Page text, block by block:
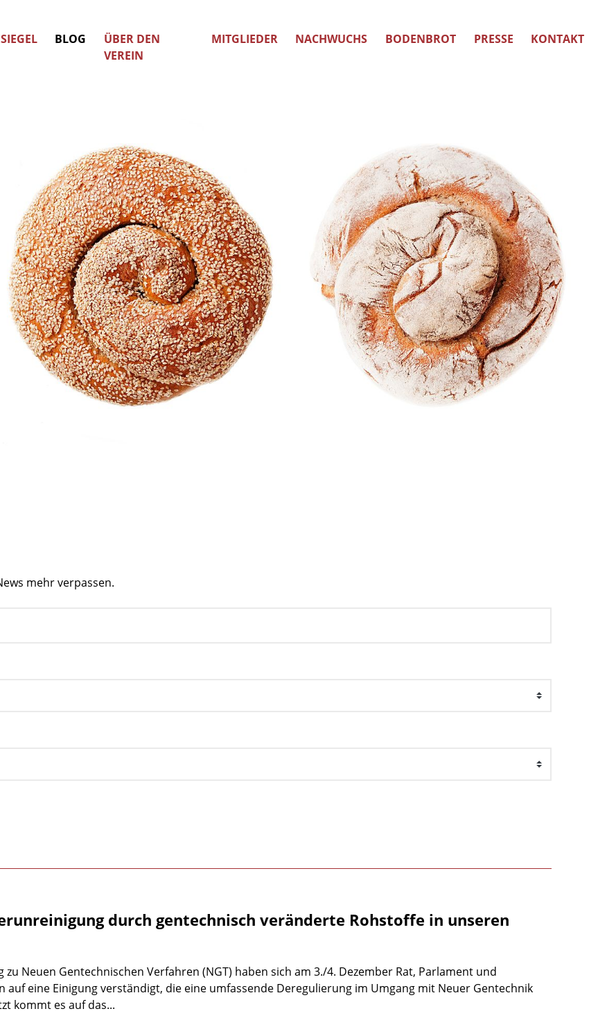
BLOG
ÜBER DEN
VEREIN
MITGLIEDER NACHWUCHS BODENBROT PRESSE KONTAKT
mehr verpassen.
durch gentechnisch veränderte Rohstoffe in unseren
zu Neuen Gentechnischen Verfahren (NGT) haben sich am 3./4. Dezember Rat, Parlament und
auf eine Einigung verständigt, die eine umfassende Deregulierung im Umgang mit Neuer Gentechnik
kommt es auf das...